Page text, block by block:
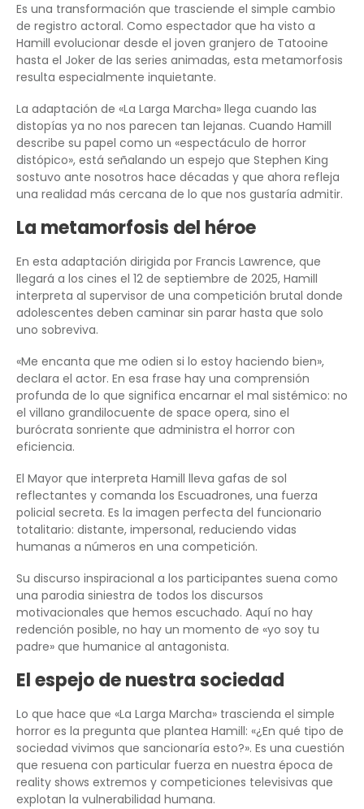
Es una transformación que trasciende el simple cambio
de registro actoral. Como espectador que ha visto a
Hamill evolucionar desde el joven granjero de Tatooine
hasta el Joker de las series animadas, esta metamorfosis
resulta especialmente inquietante.
La adaptación de «La Larga Marcha» llega cuando las
distopías ya no nos parecen tan lejanas. Cuando Hamill
describe su papel como un «espectáculo de horror
distópico», está señalando un espejo que Stephen King
sostuvo ante nosotros hace décadas y que ahora refleja
una realidad más cercana de lo que nos gustaría admitir.
La metamorfosis del héroe
En esta adaptación dirigida por Francis Lawrence, que
llegará a los cines el 12 de septiembre de 2025, Hamill
interpreta al supervisor de una competición brutal donde
adolescentes deben caminar sin parar hasta que solo
uno sobreviva.
«Me encanta que me odien si lo estoy haciendo bien»,
declara el actor. En esa frase hay una comprensión
profunda de lo que significa encarnar el mal sistémico: no
el villano grandilocuente de space opera, sino el
burócrata sonriente que administra el horror con
eficiencia.
El Mayor que interpreta Hamill lleva gafas de sol
reflectantes y comanda los Escuadrones, una fuerza
policial secreta. Es la imagen perfecta del funcionario
totalitario: distante, impersonal, reduciendo vidas
humanas a números en una competición.
Su discurso inspiracional a los participantes suena como
una parodia siniestra de todos los discursos
motivacionales que hemos escuchado. Aquí no hay
redención posible, no hay un momento de «yo soy tu
padre» que humanice al antagonista.
El espejo de nuestra sociedad
Lo que hace que «La Larga Marcha» trascienda el simple
horror es la pregunta que plantea Hamill: «¿En qué tipo de
sociedad vivimos que sancionaría esto?». Es una cuestión
que resuena con particular fuerza en nuestra época de
reality shows extremos y competiciones televisivas que
explotan la vulnerabilidad humana.